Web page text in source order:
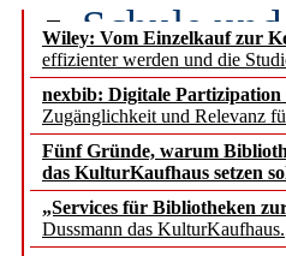
Wiley: Vom Einzelkauf zur
effizienter werden und die
nexbib: Digitale Partizipation
Zugänglichkeit und Relevanz
Fünf Gründe, warum
das KulturKaufhaus setzen
„Services für Bibliotheken
Dussmann das KulturKaufhaus.
Schule
Segment
angepasst